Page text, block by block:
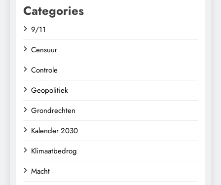
Categories
9/11
Censuur
Controle
Geopolitiek
Grondrechten
Kalender 2030
Klimaatbedrog
Macht